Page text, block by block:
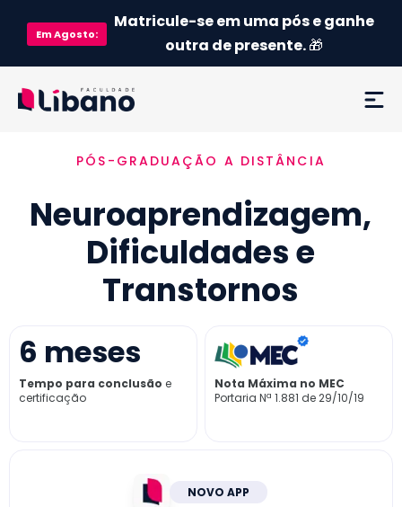
EmAgosto:
Matricule-se em uma pós e ganhe
outra de presente.🎁
Ementa
Como funciona
Credenciamento MEC
Já sou aluno
PÓS-GRADUAÇÃO A DISTÂNCIA
Neuroaprendizagem,
Dificuldades e
Transtornos
6 meses
Tempo para conclusão e
certificação
Nota Máxima no MEC
Portaria Nª 1.881 de 29/10/19
NOVO APP